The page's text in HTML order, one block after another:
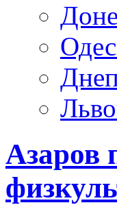
Азаров